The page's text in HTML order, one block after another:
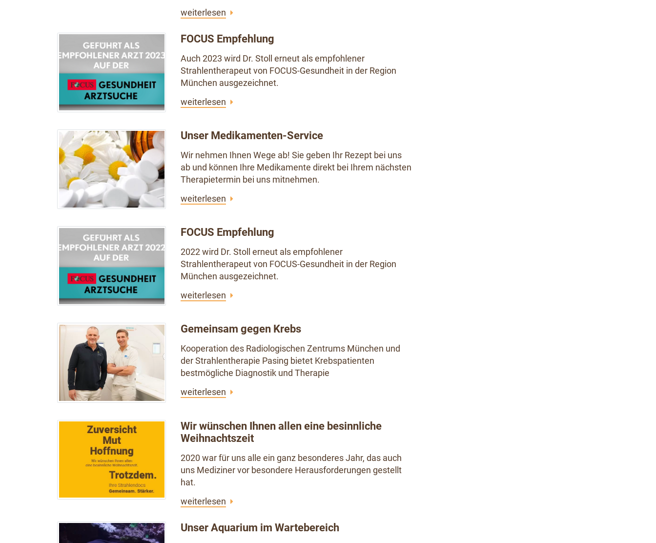
weiterlesen
FOCUS Empfehlung
Auch 2023 wird Dr. Stoll erneut als empfohlener
Strahlentherapeut von FOCUS-Gesundheit in der Region
München ausgezeichnet.
weiterlesen
Unser Medikamenten-Service
Wir nehmen Ihnen Wege ab! Sie geben Ihr Rezept bei uns
ab und können Ihre Medikamente direkt bei Ihrem nächsten
Therapietermin bei uns mitnehmen.
weiterlesen
FOCUS Empfehlung
2022 wird Dr. Stoll erneut als empfohlener
Strahlentherapeut von FOCUS-Gesundheit in der Region
München ausgezeichnet.
weiterlesen
Gemeinsam gegen Krebs
Kooperation des Radiologischen Zentrums München und
der Strahlentherapie Pasing bietet Krebspatienten
bestmögliche Diagnostik und Therapie
weiterlesen
Wir wünschen Ihnen allen eine besinnliche
Weihnachtszeit
2020 war für uns alle ein ganz besonderes Jahr, das auch
uns Mediziner vor besondere Herausforderungen gestellt
hat.
weiterlesen
Unser Aquarium im Wartebereich